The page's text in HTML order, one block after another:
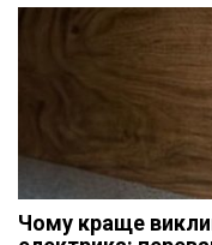
Чому краще